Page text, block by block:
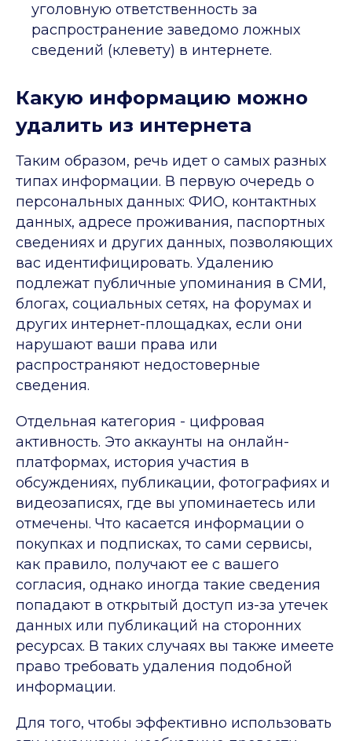
уголовную ответственность за
распространение заведомо ложных
сведений (клевету) в интернете.
Какую информацию можно
удалить из интернета
Таким образом, речь идет о самых разных
типах информации. В первую очередь о
персональных данных: ФИО, контактных
данных, адресе проживания, паспортных
сведениях и других данных, позволяющих
вас идентифицировать. Удалению
подлежат публичные упоминания в СМИ,
блогах, социальных сетях, на форумах и
других интернет-площадках, если они
нарушают ваши права или
распространяют недостоверные
сведения.
Отдельная категория - цифровая
активность. Это аккаунты на онлайн-
платформах, история участия в
обсуждениях, публикации, фотографиях и
видеозаписях, где вы упоминаетесь или
отмечены. Что касается информации о
покупках и подписках, то сами сервисы,
как правило, получают ее с вашего
согласия, однако иногда такие сведения
попадают в открытый доступ из-за утечек
данных или публикаций на сторонних
ресурсах. В таких случаях вы также имеете
право требовать удаления подобной
информации.
Для того, чтобы эффективно использовать